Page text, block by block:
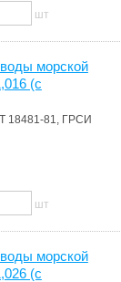
шт
морской
(с
18481-81, ГРСИ
шт
морской
(с